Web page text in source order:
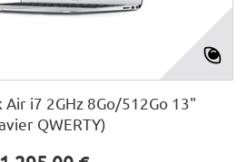
i7 2GHz 8Go/512Go 13"
QWERTY)